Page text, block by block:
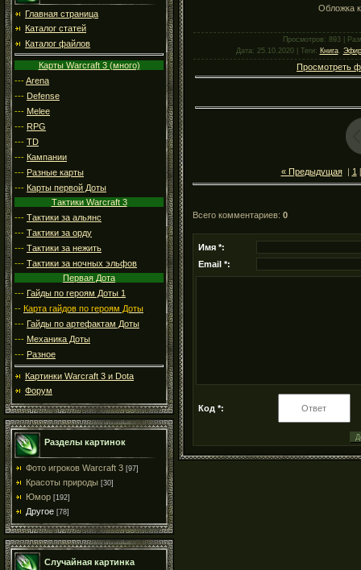
Главная страница
Каталог статей
Каталог файлов
Карты Warcraft 3 (много)
---Arena
--- Defense
--- Melee
--- RPG
--- TD
--- Кампании
--- Разные карты
--- Карты первой Доты
Тактики Warcraft 3
--- Тактики за альянс
--- Тактики за орду
--- Тактики за нежить
--- Тактики за ночных эльфов
Первая Дота
--- Гайды по героям Доты 1
-- Карта гайдов по героям Доты
--- Гайды по артефактам Доты
--- Механика Доты
--- Разное
Картинки Warcraft 3 и Dota
Форум
Разделы картинок
Фото игроков Warcraft 3 [97]
Красоты природы [30]
Юмор [192]
Другое [78]
Случайная картинка
Обложка
Просмотров: 893 |
Дата : 25.10.2020 | Теги: Книга,
Просмотреть
« Предыдущая| 1 [
Всего комментариев: 0
Имя *:
Email *:
Код *: